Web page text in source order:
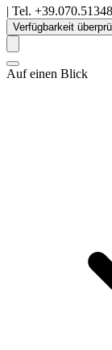
| Tel.
Verfügbarkeit
Auf einen Blick